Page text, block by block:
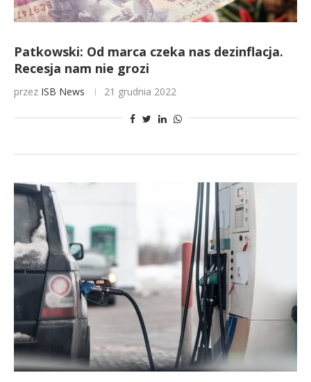
Patkowski: Od marca czeka nas dezinflacja.
Recesja nam nie grozi
przez ISB News 21 grudnia 2022